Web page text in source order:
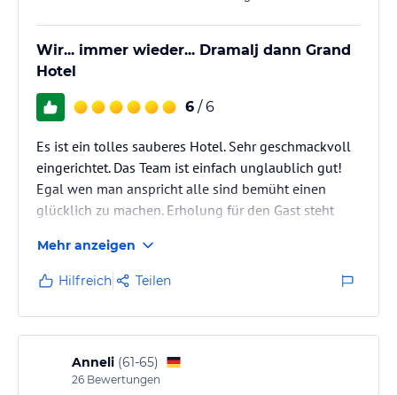
Wir... immer wieder... Dramalj dann Grand
Hotel
6 / 6
Es ist ein tolles sauberes Hotel. Sehr geschmackvoll
eingerichtet. Das Team ist einfach unglaublich gut!
Egal wen man anspricht alle sind bemüht einen
glücklich zu machen. Erholung für den Gast steht
Mehr anzeigen
Hilfreich Teilen
Anneli (61-65)
26 Bewertungen